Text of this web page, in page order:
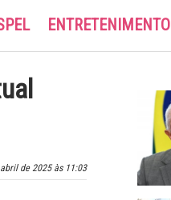
ENTRETENIMENTO
de 2025 às 11:03